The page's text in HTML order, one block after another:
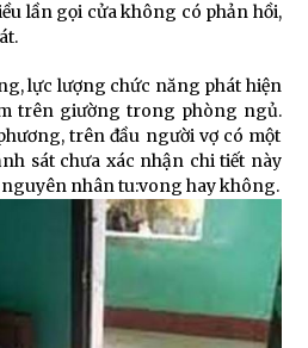
lần gọi cửa không có phản hồi,
lực lượng chức năng phát hiện
trên giường trong phòng ngủ.
trên đầu người vợ có một
sát chưa xác nhận chi tiết này
nhân tu:vong hay không.